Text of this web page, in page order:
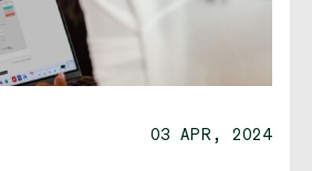
03 APR, 2024